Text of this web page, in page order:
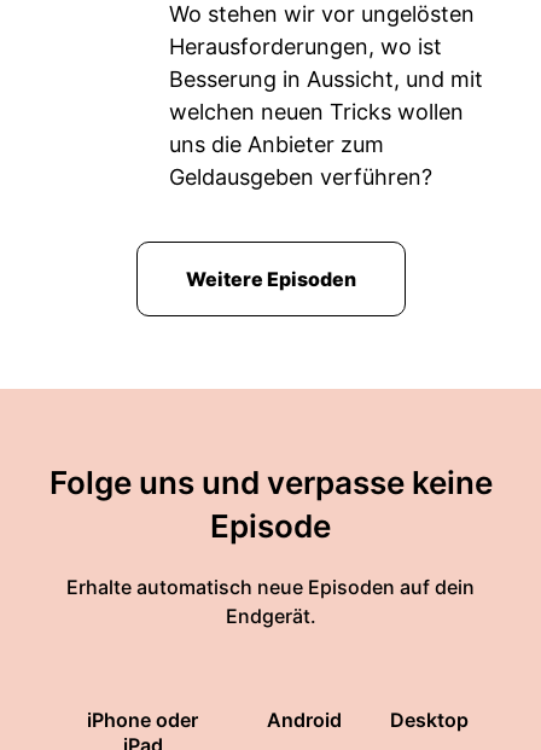
Wo stehen wir vor ungelösten
Herausforderungen, wo ist
Besserung in Aussicht, und mit
welchen neuen Tricks wollen
uns die Anbieter zum
Geldausgeben verführen?
Weitere Episoden
Folge uns und verpasse keine
Episode
Erhalte automatisch neue Episoden auf dein
Endgerät.
iPhone oder
iPad
Android Desktop